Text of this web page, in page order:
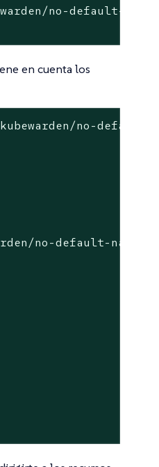
no-default-
en cuenta los
no-default-
no-default-